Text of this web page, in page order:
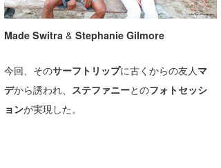
Made Switra &Stephanie Gilmore
今回、そのサーフトリップに古くからの友人 マ
デから誘われ、 ステファニーとのフォトセッシ
ョンが実現した。
米山予報士
wanda
予報士 hiro.
banpaku